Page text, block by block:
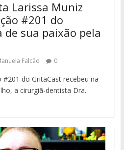
Larissa Muniz
#201 do
sua paixão pela
Falcão 0
#201 do GritaCast recebeu na
a cirurgiã-dentista Dra.